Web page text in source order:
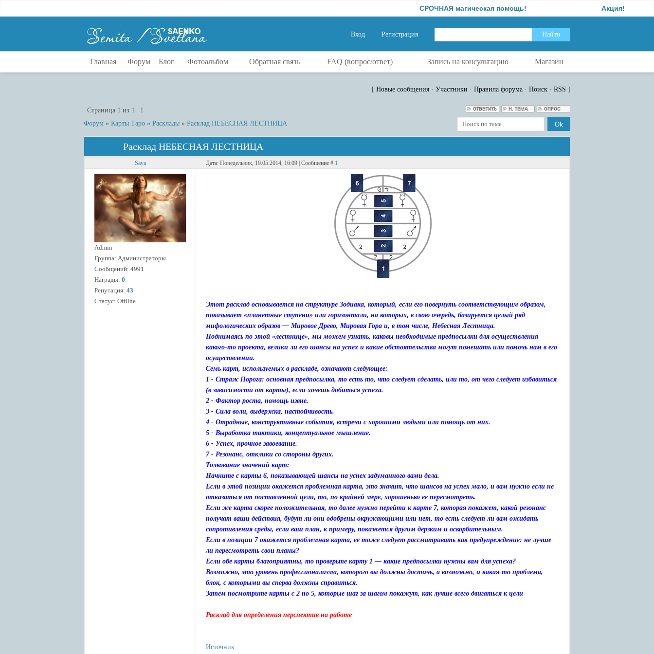
СРОЧНАЯ магическая помощь! Акция!
Вход Регистрация
Главная Форум Блог Фотоальбом Обратная связь FAQ (вопрос/ответ) Запись на консультацию Магазин
[ Новые сообщения · Участники · Правила форума · Поиск · RSS ]
Страница 1 из 1
1
Форум » Карты Таро » Расклады » Расклад НЕБЕСНАЯ ЛЕСТНИЦА
Расклад НЕБЕСНАЯ ЛЕСТНИЦА
Saya Дата: Понедельник, 19.05.2014, 16:09 | Сообщение # 1
Admin
Группа: Администраторы
Сообщений: 4991
Награды: 0
Репутация: 43
Статус: Offline
Этот расклад основывается на структуре Зодиака, который, если его повернуть соответствующим образом,
показывает «планетные ступени» или горизонтали, на которых, в свою очередь, базируется целый ряд
мифологических образов — Мировое Древо, Мировая Гора и, в том числе, Небесная Лестница.
Поднимаясь по этой «лестнице», мы можем узнать, каковы необходимые предпосылки для осуществления
какого-то проекта, велики ли его шансы на успех и какие обстоятельства могут помешать или помочь нам в его
осуществлении.
Семь карт, используемых в раскладе, означают следующее:
1 - Страж Порога: основная предпосылка, то есть то, что следует сделать, или то, от чего следует избавиться
(в зависимости от карты), если хочешь добиться успеха.
2 - Фактор роста, помощь извне.
3 - Сила воли, выдержка, настойчивость.
4 - Отрадные, конструктивные события, встречи с хорошими людьми или помощь от них.
5 - Выработка тактики, концептуальное мышление.
6 - Успех, прочное завоевание.
7 - Резонанс, отклики со стороны других.
Толкование значений карт:
Начните с карты 6, показывающей шансы на успех задуманного вами дела.
Если в этой позиции окажется проблемная карта, это значит, что шансов на успех мало, и вам нужно если не
отказаться от поставленной цели, то, по крайней мере, хорошенько ее пересмотреть.
Если же карта скорее положительная, то далее нужно перейти к карте 7, которая покажет, какой резонанс
получат ваши действия, будут ли они одобрены окружающими или нет, то есть следует ли вам ожидать
сопротивления среды, если ваш план, к примеру, покажется другим дерзким и оскорбительным.
Если в позиции 7 окажется проблемная карта, ее тоже следует рассматривать как предупреждение: не лучше
ли пересмотреть свои планы?
Если обе карты благоприятны, то проверьте карту 1 — какие предпосылки нужны вам для успеха?
Возможно, это уровень профессионализма, которого вы должны достичь, а возможно, и какая-то проблема,
блок, с которыми вы сперва должны справиться.
Затем посмотрите карты с 2 по 5, которые шаг за шагом покажут, как лучше всего двигаться к цели
Расклад для определения перспектив на работе
Источник
2211104.jpg7620770.jpg